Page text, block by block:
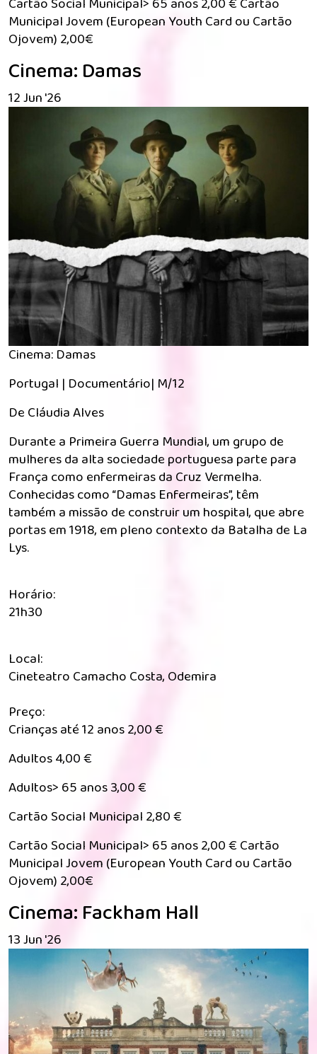
Municipal Jovem (European Youth Card ou Cartão
Ojovem) 2,00€
Cinema: Damas
12 Jun '26
Cinema: Damas
Portugal | Documentário| M/12
De Cláudia Alves
Durante a Primeira Guerra Mundial, um grupo de
mulheres da alta sociedade portuguesa parte para
França como enfermeiras da Cruz Vermelha.
Conhecidas como “Damas Enfermeiras”, têm
também a missão de construir um hospital, que abre
portas em 1918, em pleno contexto da Batalha de La
Lys.
Horário:
21h30
Local:
Cineteatro Camacho Costa, Odemira
Preço:
Crianças até 12 anos 2,00 €
Adultos 4,00 €
Adultos> 65 anos 3,00 €
Cartão Social Municipal 2,80 €
Cartão Social Municipal> 65 anos 2,00 € Cartão
Municipal Jovem (European Youth Card ou Cartão
Ojovem) 2,00€
Cinema: Fackham Hall
13 Jun '26